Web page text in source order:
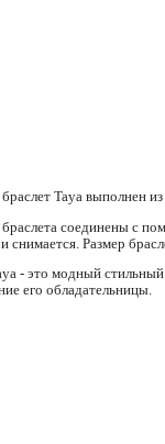
Taya выполнен
соединены с
снимается. Размер
- это модный
его обладательницы.